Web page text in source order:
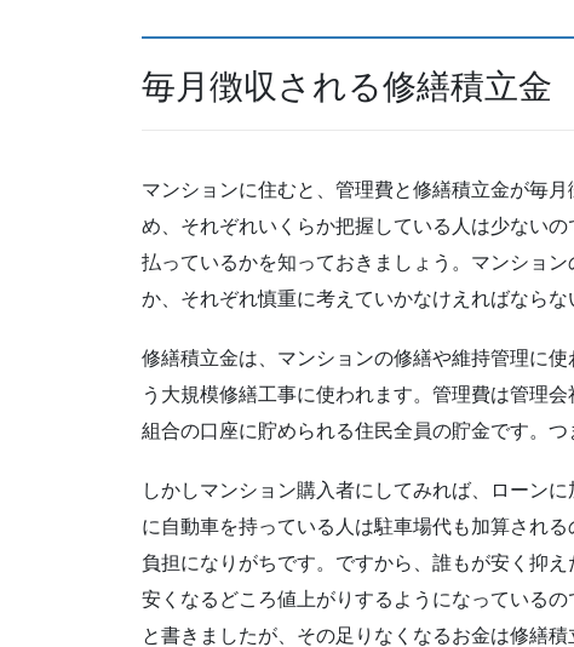
毎月徴収される修繕積立金
マンションに住むと、管理費と修繕積立金が毎
め、それぞれいくらか把握している人は少ない
払っているかを知っておきましょう。マンショ
か、それぞれ慎重に考えていかなけえればならな
修繕積立金は、マンションの修繕や維持管理に
う大規模修繕工事に使われます。管理費は管理
組合の口座に貯められる住民全員の貯金です。つ
しかしマンション購入者にしてみれば、ローン
に自動車を持っている人は駐車場代も加算され
負担になりがちです。ですから、誰もが安く抑
安くなるどころ値上がりするようになっている
と書きましたが、その足りなくなるお金は修繕